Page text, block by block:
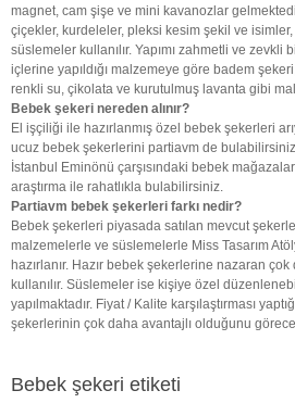
magnet, cam şişe ve mini kavanozlar
çiçekler, kurdeleler, pleksi kesim şekil ve
süslemeler kullanılır. Yapımı zahmetli ve zevkli
içlerine yapıldığı malzemeye göre badem
renkli su, çikolata ve kurutulmuş lavanta gibi
Bebek şekeri nereden alınır?
El işçiliği ile hazırlanmış özel bebek şekerleri
ucuz bebek şekerlerini partiavm de
İstanbul Eminönü çarşısındaki bebek
araştırma ile rahatlıkla bulabilirsiniz.
Partiavm bebek şekerleri farkı nedir?
Bebek şekerleri piyasada satılan mevcut
malzemelerle ve süslemelerle Miss Tasarım
hazırlanır. Hazır bebek şekerlerine nazaran
kullanılır. Süslemeler ise kişiye özel
yapılmaktadır. Fiyat / Kalite karşılaştırması
şekerlerinin çok daha avantajlı olduğunu
Bebek şekeri etiketi